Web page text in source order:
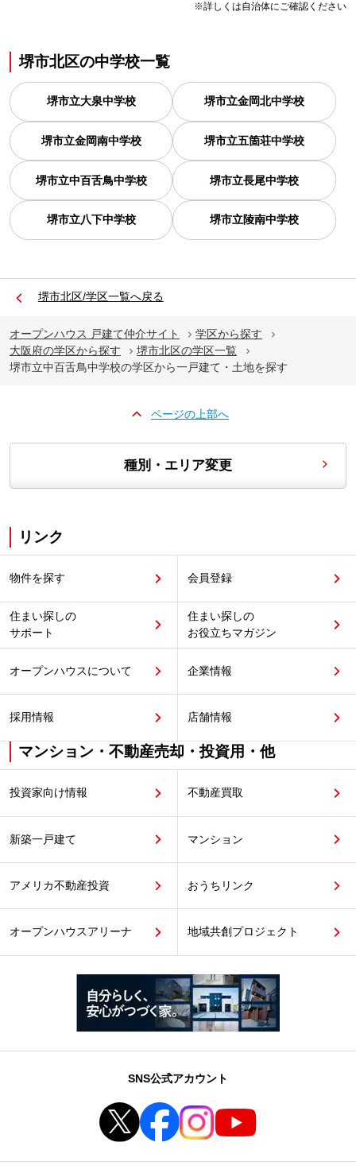
※詳しくは自治体にご確認ください
堺市北区の中学校一覧
堺市立大泉中学校 堺市立金岡北中学校
堺市立金岡南中学校 堺市立五箇荘中学校
堺市立中百舌鳥中学校 堺市立長尾中学校
堺市立八下中学校 堺市立陵南中学校
堺市北区/学区一覧へ戻る
オープンハウス 戸建て仲介サイト
学区から探す
大阪府の学区から探す
堺市北区の学区一覧
堺市立中百舌鳥中学校の学区から一戸建て・土地を探す
ページの上部へ
種別・エリア変更
リンク
物件を探す 会員登録
住まい探しの
サポート
住まい探しの
お役立ちマガジン
オープンハウスについて 企業情報
採用情報 店舗情報
マンション・不動産売却・投資用・他
投資家向け情報 不動産買取
新築一戸建て マンション
アメリカ不動産投資 おうちリンク
オープンハウスアリーナ 地域共創プロジェクト
SNS公式アカウント